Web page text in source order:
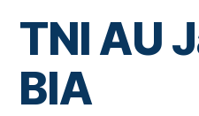
TNI AU
BIA